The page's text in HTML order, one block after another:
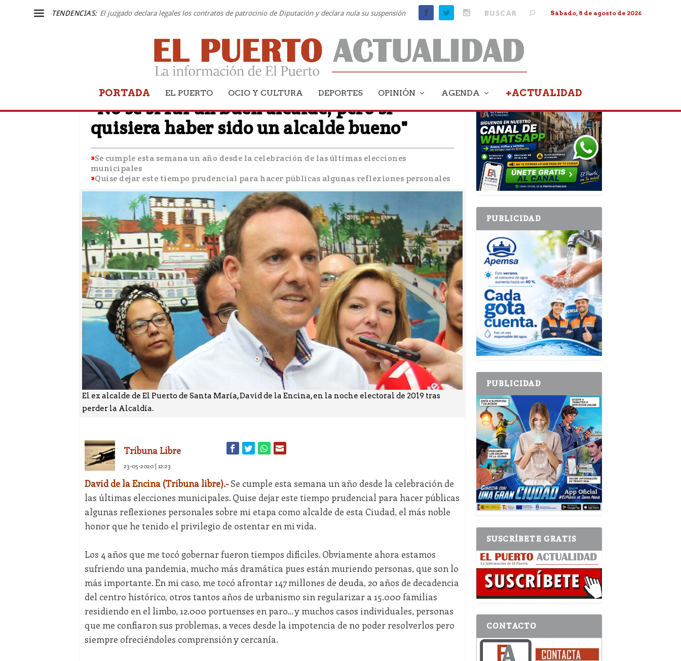
TENDENCIAS: El juzgado declara legales los contratos de patrocinio de Diputación y declara nula su suspensión Sábado, 8 de agosto de 2026
PORTADA EL PUERTO OCIO Y CULTURA DEPORTES OPINIÓN AGENDA +ACTUALIDAD
TRIBUNA LIBRE
"No se si fui un buen alcalde, pero sí
quisiera haber sido un alcalde bueno"
Se cumple esta semana un año desde la celebración de las últimas elecciones
municipales
Quise dejar este tiempo prudencial para hacer públicas algunas reflexiones personales
El ex alcalde de El Puerto de Santa María, David de la Encina, en la noche electoral de 2019 tras
perder la Alcaldía.
Tribuna Libre
23-05-2020 | 12:23
David de la Encina (Tribuna libre).-Se cumple esta semana un año desde la celebración de
las últimas elecciones municipales. Quise dejar este tiempo prudencial para hacer públicas
algunas reflexiones personales sobre mi etapa como alcalde de esta Ciudad, el más noble
honor que he tenido el privilegio de ostentar en mi vida.
Los 4 años que me tocó gobernar fueron tiempos dificiles. Obviamente ahora estamos
sufriendo una pandemia, mucho más dramática pues están muriendo personas, que son lo
más importante. En mi caso, me tocó afrontar 147 millones de deuda, 20 años de decadencia
del centro histórico, otros tantos años de urbanismo sin regularizar a 15.000 familias
residiendo en el limbo, 12.000 portuenses en paro... y muchos casos individuales, personas
que me confiaron sus problemas, a veces desde la impotencia de no poder resolverlos pero
siempre ofreciéndoles comprensión y cercanía.
PUBLICIDAD
PUBLICIDAD
PUBLICIDAD
SUSCRÍBETE GRATIS
CONTACTO